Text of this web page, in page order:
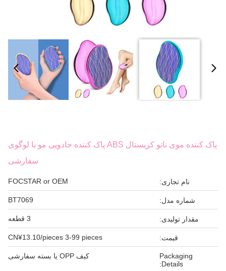
پاک کننده موی نانو کریستال ABS پاک کننده جادویی مو با لوگوی
سفارشی
نام تجاری: FOCSTAR or OEM
شماره مدل: BT7069
مقدار تولیدی: 3 قطعه
قیمت: CN¥13.10/pieces 3-99 pieces
Packaging
Details:
کیف OPP یا بسته سفارشی